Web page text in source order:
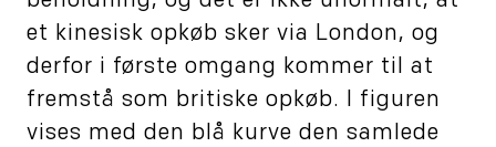
et kinesisk opkøb sker via London, og
derfor i første omgang kommer til at
fremstå som britiske opkøb. I figuren
vises med den blå kurve den samlede